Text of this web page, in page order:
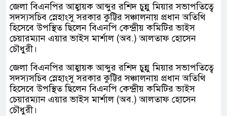
জেলা বিএনপির আহ্বায়ক আব্দুর রশিদ চুন্নু মিয়ার সভাপতিত্বে
সদস্যসচিব স্নেহাংসু সরকার কুট্টির সঞ্চালনায় প্রধান অতিথি
হিসেবে উপস্থিত ছিলেন বিএনপি কেন্দ্রীয় কমিটির ভাইস
চেয়ারম্যান এয়ার ভাইস মার্শাল (অব.) আলতাফ হোসেন
চৌধুরী।
জেলা বিএনপির আহ্বায়ক আব্দুর রশিদ চুন্নু মিয়ার সভাপতিত্বে
সদস্যসচিব স্নেহাংসু সরকার কুট্টির সঞ্চালনায় প্রধান অতিথি
হিসেবে উপস্থিত ছিলেন বিএনপি কেন্দ্রীয় কমিটির ভাইস
চেয়ারম্যান এয়ার ভাইস মার্শাল (অব.) আলতাফ হোসেন
চৌধুরী।